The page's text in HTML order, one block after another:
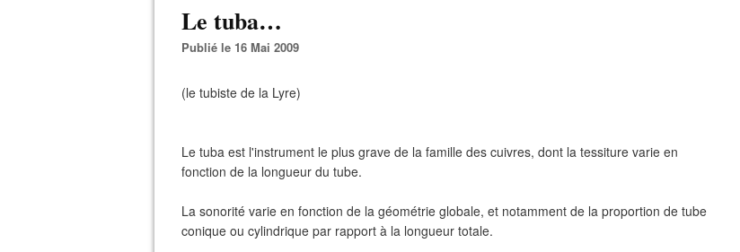
Le tuba…
Publié le 16 Mai 2009
(le tubiste de la Lyre)
Le tuba est l'instrument le plus grave de la famille des cuivres, dont la tessiture varie en
fonction de la longueur du tube.
La sonorité varie en fonction de la géométrie globale, et notamment de la proportion de tube
conique ou cylindrique par rapport à la longueur totale.